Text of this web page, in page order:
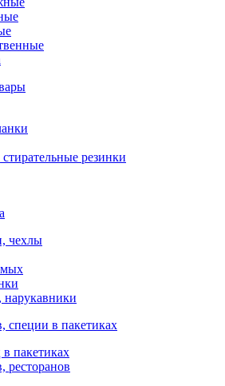
резинки
чехлы
нарукавники
специи в пакетиках
пакетиках
ресторанов